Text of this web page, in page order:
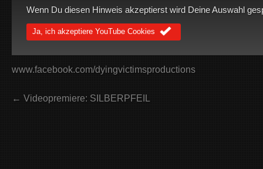
Wenn Du diesen Hinweis akzeptierst wird Deine Auswahl
Ja, ich akzeptiere YouTube Cookies
www.facebook.com/dyingvictimsproductions
← Videopremiere: SILBERPFEIL